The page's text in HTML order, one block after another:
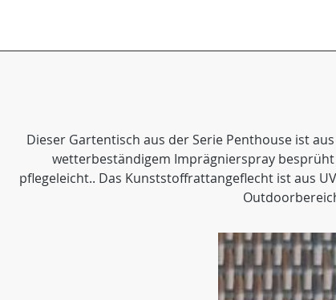
Dieser Gartentisch aus der Serie Penthouse ist
wetterbeständigem Imprägnierspray
pflegeleicht.. Das Kunststoffrattangeflecht ist aus